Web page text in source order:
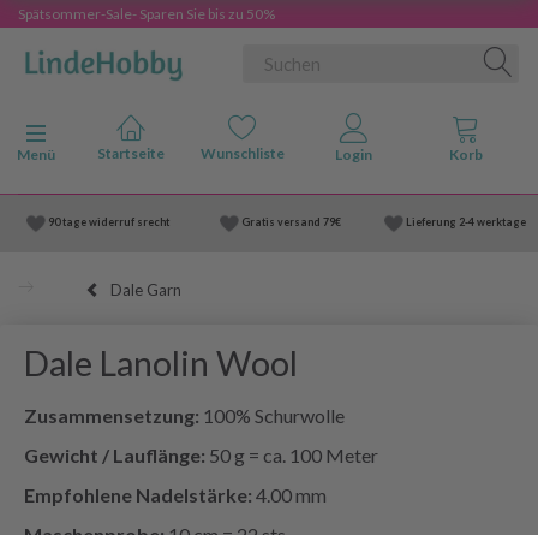
Spätsommer-Sale- Sparen Sie bis zu 50%
Anzeige ändern
Menü
90 tage widerruf srecht Gratis versand 79€ Lieferung 2-4 werktage
Dale Garn
Dale Lanolin Wool
Zusammensetzung: 100% Schurwolle
Gewicht / Lauflänge: 50 g = ca. 100 Meter
Empfohlene Nadelstärke: 4.00 mm